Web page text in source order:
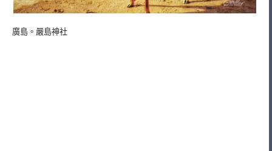
廣島。嚴島神社